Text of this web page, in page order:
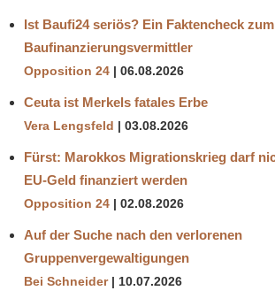
Ist Baufi24 seriös? Ein Faktencheck zum
Baufinanzierungsvermittler
Opposition 24 06.08.2026
Ceuta ist Merkels fatales Erbe
Vera Lengsfeld 03.08.2026
Fürst: Marokkos Migrationskrieg darf
EU-Geld finanziert werden
Opposition 24 02.08.2026
Auf der Suche nach den verlorenen
Gruppenvergewaltigungen
Bei Schneider 10.07.2026